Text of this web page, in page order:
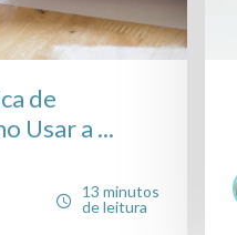
de
Usar a ...
13 minutos
de leitura